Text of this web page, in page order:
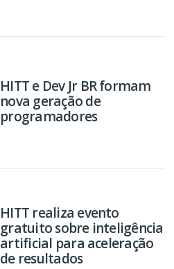
HITT e Dev Jr BR formam
nova geração de
programadores
HITT realiza evento
gratuito sobre inteligência
artificial para aceleração
de resultados